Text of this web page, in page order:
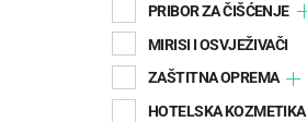
PRIBOR ZA ČIŠĆENJE
MIRISI I OSVJEŽIVAČI
ZAŠTITNA OPREMA
HOTELSKA KOZMETIKA